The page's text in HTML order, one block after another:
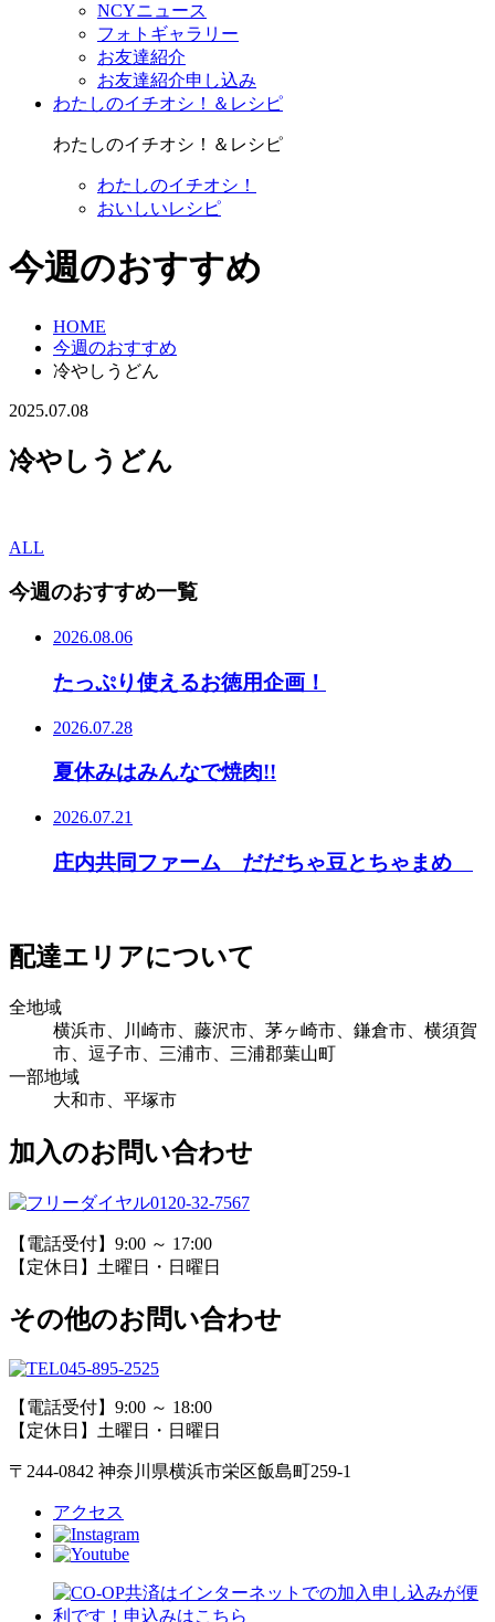
NCYニュース
フォトギャラリー
お友達紹介
お友達紹介申し込み
わたしのイチオシ！＆レシピ
わたしのイチオシ！＆レシピ
わたしのイチオシ！
おいしいレシピ
今週のおすすめ
HOME
今週のおすすめ
冷やしうどん
2025.07.08
冷やしうどん
ALL
今週のおすすめ一覧
2026.08.06
たっぷり使えるお徳用企画！
2026.07.28
夏休みはみんなで焼肉!!
2026.07.21
庄内共同ファーム だだちゃ豆とちゃまめ
配達エリアについて
全地域
横浜市、川崎市、藤沢市、茅ヶ崎市、鎌倉市、横須賀
市、逗子市、三浦市、三浦郡葉山町
一部地域
大和市、平塚市
加入のお問い合わせ
0120-32-7567
【電話受付】9:00 ～ 17:00
【定休日】土曜日・日曜日
その他のお問い合わせ
045-895-2525
【電話受付】9:00 ～ 18:00
【定休日】土曜日・日曜日
〒244-0842 神奈川県横浜市栄区飯島町259-1
アクセス